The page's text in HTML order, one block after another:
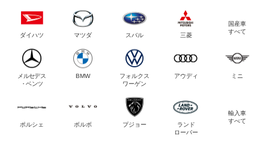
ダイハツ マツダ スバル 三菱
国産車
すべて
メルセデス
・ベンツ
BMW
フォルクス
ワーゲン
アウディ ミニ
ポルシェ ボルボ プジョー
ランド
ローバー
輸入車
すべて